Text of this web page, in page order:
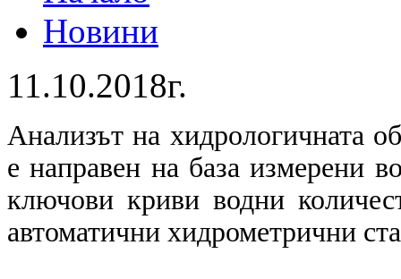
Новини
11.10.2018г.
Анализът на хидрологичната
е направен на база измерени
ключови криви водни
автоматични хидрометрични